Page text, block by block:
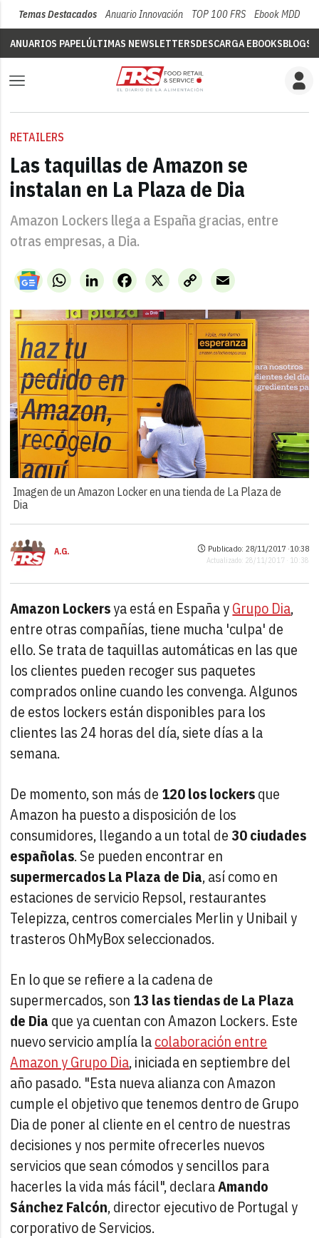
Temas Destacados Anuario Innovación TOP 100 FRS Ebook MDD
ANUARIOS PAPELÚLTIMAS NEWSLETTERSDESCARGA EBOOKSBLOGS
RETAILERS
Las taquillas de Amazon se
instalan en La Plaza de Dia
Amazon Lockers llega a España gracias, entre
otras empresas, a Dia.
WhatsAppLinkedIn X
Facebook
Copy
Link
Email
Imagen de un Amazon Locker en una tienda de La Plaza de
Dia
A.G. Publicado: 28/11/2017 ·10:38
Actualizado: 28/11/2017 · 10:38
Amazon Lockersya está en España yGrupo Dia,
entre otras compañías, tiene mucha 'culpa' de
ello. Se trata de taquillas automáticas en las que
los clientes pueden recoger sus paquetes
comprados online cuando les convenga. Algunos
de estos lockers están disponibles para los
clientes las 24 horas del día, siete días a la
semana.
De momento, son más de 120 los lockersque
Amazon ha puesto a disposición de los
consumidores, llegando a un total de30 ciudades
españolas. Se pueden encontrar en
supermercados La Plaza de Dia, así como en
estaciones de servicio Repsol, restaurantes
Telepizza, centros comerciales Merlin y Unibail y
trasteros OhMyBox seleccionados.
En lo que se refiere a la cadena de
supermercados, son 13 las tiendas de La Plaza
de Dia que ya cuentan con Amazon Lockers. Este
nuevo servicio amplía lacolaboración entre
Amazon y Grupo Dia, iniciada en septiembre del
año pasado. "Esta nueva alianza con Amazon
cumple el objetivo que tenemos dentro de Grupo
Dia de poner al cliente en el centro de nuestras
decisiones y nos permite ofrecerles nuevos
servicios que sean cómodos y sencillos para
hacerles la vida más fácil", declaraAmando
Sánchez Falcón, director ejecutivo de Portugal y
corporativo de Servicios.